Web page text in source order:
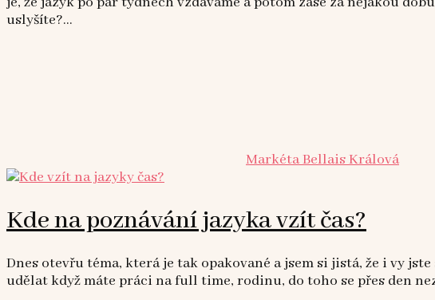
uslyšíte?...
Markéta Bellais Králová
Kde na poznávání jazyka vzít čas?
Dnes otevřu téma, která je tak opakované a jsem si jistá, že i vy
udělat když máte práci na full time, rodinu, do toho se přes den